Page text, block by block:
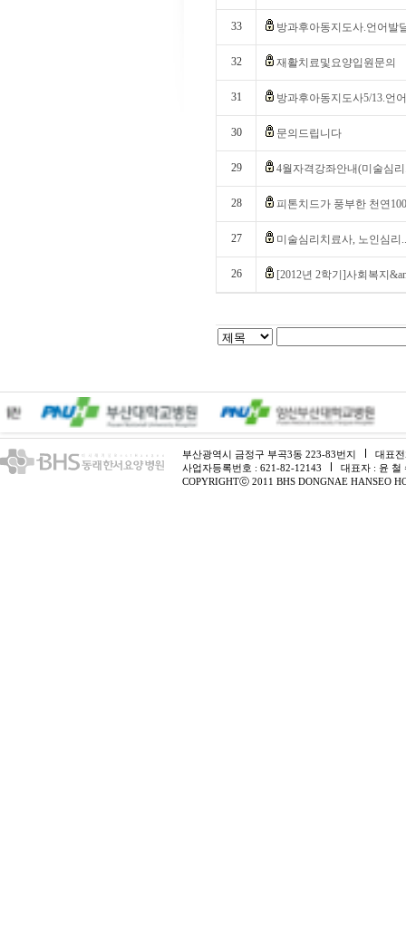
33 방과후아동지도사.언어발
32 재활치료및요양입원문의
31 방과후아동지도사5/13.언
30 문의드립니다
29 4월자격강좌안내(미술심
28 피톤치드가 풍부한 천연
27 미술심리치료사, 노인심리..
26 [2012년 2학기]사회복지
부산광역시 금정구 부곡3동 223-83번지
대표
사업자등록번호 : 621-82-12143
대표자 : 윤 철
COPYRIGHTⓒ 2011 BHS DONGNAE HANSEO